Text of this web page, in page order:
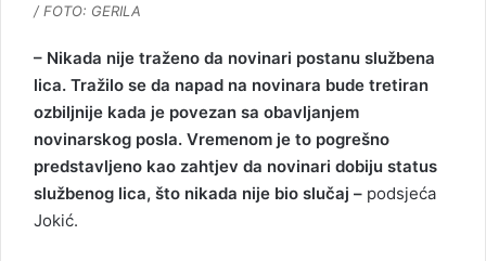
/ FOTO: GERILA
– Nikada nije traženo da novinari postanu službena
lica. Tražilo se da napad na novinara bude tretiran
ozbiljnije kada je povezan sa obavljanjem
novinarskog posla. Vremenom je to pogrešno
predstavljeno kao zahtjev da novinari dobiju status
službenog lica, što nikada nije bio slučaj – podsjeća
Jokić.